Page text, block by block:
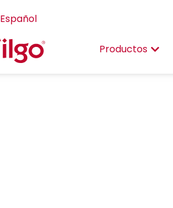
Español
Productos